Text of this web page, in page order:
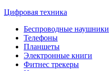
Цифровая техника
Беспроводные наушники
Телефоны
Планшеты
Электронные книги
Фитнес трекеры